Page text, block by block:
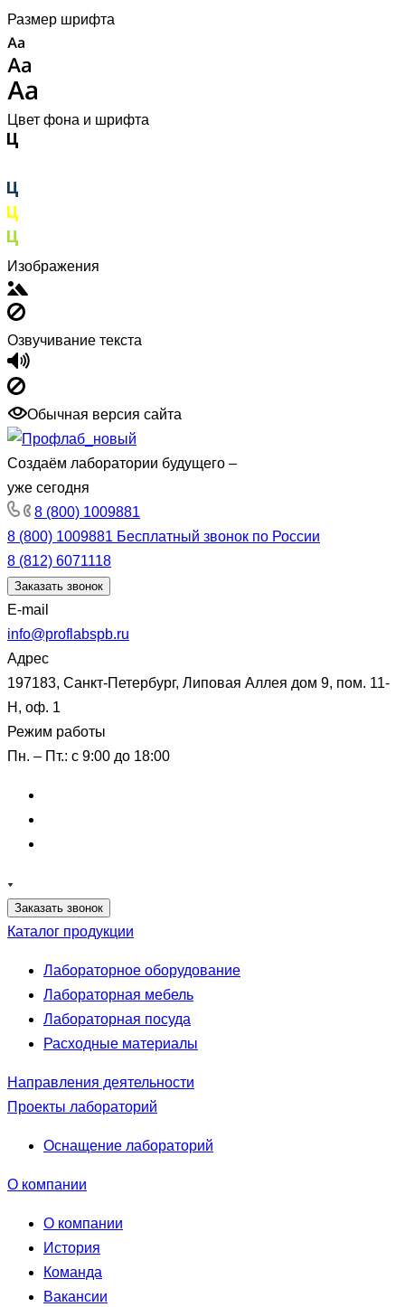
Размер шрифта
Цвет фона и шрифта
Изображения
Озвучивание текста
Обычная версия сайта
Создаём лаборатории будущего –
уже сегодня
8 (800) 1009881
8 (800) 1009881 Бесплатный звонок по России
8 (812) 6071118
Заказать звонок
E-mail
info@proflabspb.ru
Адрес
197183, Санкт-Петербург, Липовая Аллея дом 9, пом. 11-
Н, оф. 1
Режим работы
Пн. – Пт.: с 9:00 до 18:00
Заказать звонок
Каталог продукции
Лабораторное оборудование
Лабораторная мебель
Лабораторная посуда
Расходные материалы
Направления деятельности
Проекты лабораторий
Оснащение лабораторий
О компании
О компании
История
Команда
Вакансии